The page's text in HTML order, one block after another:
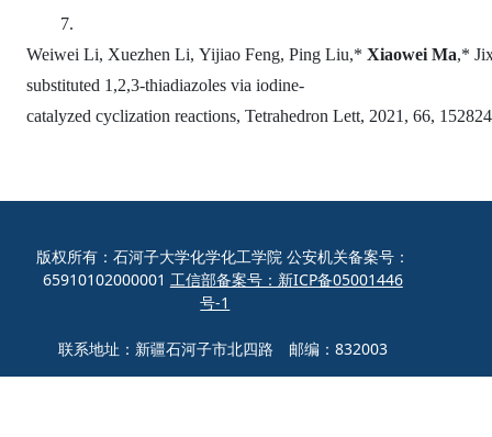
7.
Weiwei Li, Xuezhen Li, Yijiao Feng, Ping Liu,* Xiaowei Ma,*
substituted 1,2,3-thiadiazoles via iodine-
catalyzed cyclization reactions, Tetrahedron Lett, 2021, 66,
版权所有：石河子大学化学化工学院 公安机关备案号：
65910102000001 工信部备案号：新ICP备05001446
号-1
联系地址：新疆石河子市北四路 邮编：832003